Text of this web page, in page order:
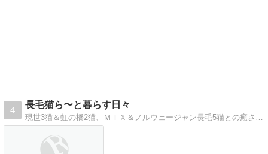
4
長毛猫ら〜と暮らす日々
現世3猫＆虹の橋2猫、ＭＩＸ＆ノルウェージャン長毛5猫との癒される日々♪